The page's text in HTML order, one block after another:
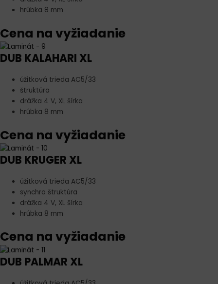
hrúbka 8 mm
Cena na vyžiadanie
DUB KALAHARI XL
úžitková trieda AC5/33
štruktúra
drážka 4 V, XL šírka
hrúbka 8 mm
Cena na vyžiadanie
DUB KRUGER XL
úžitková trieda AC5/33
synchro štruktúra
drážka 4 V, XL šírka
hrúbka 8 mm
Cena na vyžiadanie
DUB PALMAR XL